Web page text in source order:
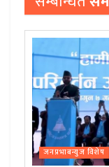
जनप्रभाबन्युज विशेष